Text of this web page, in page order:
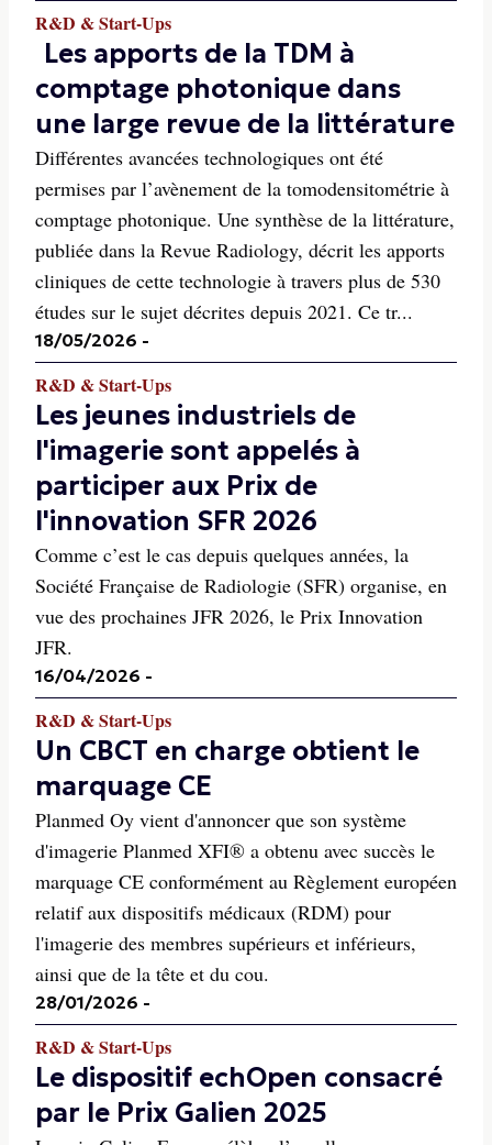
R&D & Start-Ups
Les apports de la TDM à
comptage photonique dans
une large revue de la littérature
Différentes avancées technologiques ont été
permises par l’avènement de la tomodensitométrie à
comptage photonique. Une synthèse de la littérature,
publiée dans la Revue Radiology, décrit les apports
cliniques de cette technologie à travers plus de 530
études sur le sujet décrites depuis 2021. Ce tr...
18/05/2026 -
R&D & Start-Ups
Les jeunes industriels de
l'imagerie sont appelés à
participer aux Prix de
l'innovation SFR 2026
Comme c’est le cas depuis quelques années, la
Société Française de Radiologie (SFR) organise, en
vue des prochaines JFR 2026, le Prix Innovation
JFR.
16/04/2026 -
R&D & Start-Ups
Un CBCT en charge obtient le
marquage CE
Planmed Oy vient d'annoncer que son système
d'imagerie Planmed XFI® a obtenu avec succès le
marquage CE conformément au Règlement européen
relatif aux dispositifs médicaux (RDM) pour
l'imagerie des membres supérieurs et inférieurs,
ainsi que de la tête et du cou.
28/01/2026 -
R&D & Start-Ups
Le dispositif echOpen consacré
par le Prix Galien 2025